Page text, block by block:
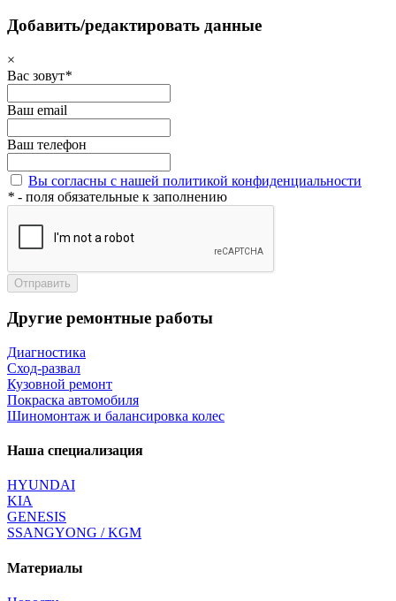
Добавить/редактировать данные
×
Вас зовут*
Ваш email
Ваш телефон
Вы согласны с нашей политикой конфиденциальности
* - поля обязательные к заполнению
Отправить
Другие ремонтные работы
Диагностика
Сход-развал
Кузовной ремонт
Покраска автомобиля
Шиномонтаж и балансировка колес
Наша специализация
HYUNDAI
KIA
GENESIS
SSANGYONG / KGM
Материалы